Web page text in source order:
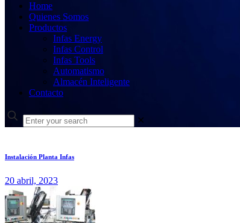
Home
Quienes Somos
Productos
Infas Energy
Infas Control
Infas Tools
Automatismo
Almacén Inteligente
Contacto
✕
Instalación Planta Infas
20 abril, 2023